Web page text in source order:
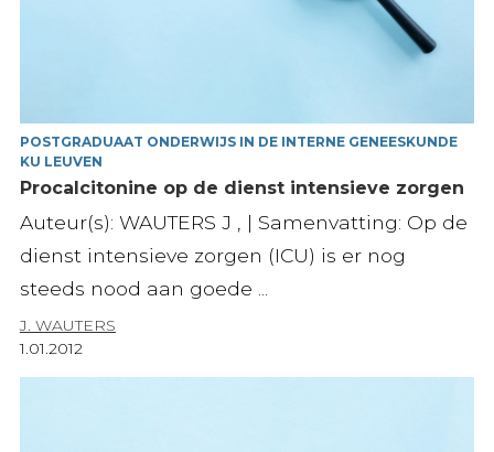
POSTGRADUAAT ONDERWIJS IN DE INTERNE GENEESKUNDE
KU LEUVEN
Procalcitonine op de dienst intensieve zorgen
Auteur(s): WAUTERS J , | Samenvatting: Op de
dienst intensieve zorgen (ICU) is er nog
steeds nood aan goede ...
J. WAUTERS
1.01.2012